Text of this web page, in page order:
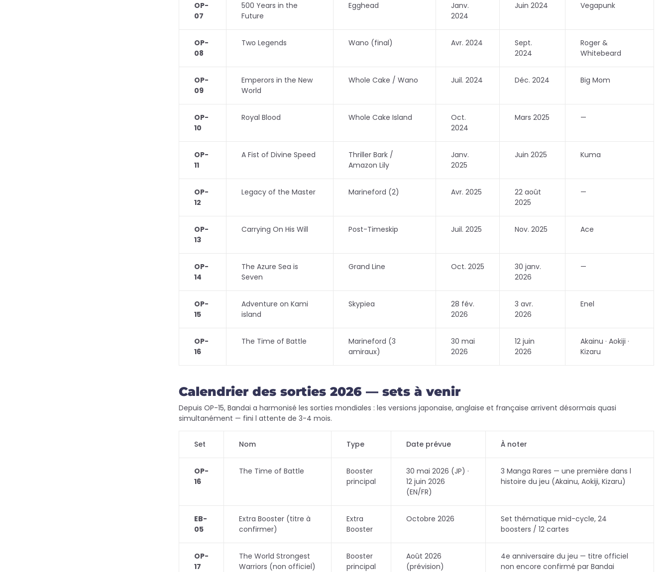
OP-
07
500 Years in the
Future
Egghead
Janv.
2024
Juin 2024 Vegapunk
OP-
08
Two Legends Wano (final) Avr. 2024
Sept.
2024
Roger &
Whitebeard
OP-
09
Emperors in the New
World
Whole Cake / Wano Juil. 2024 Déc. 2024 Big Mom
OP-
10
Royal Blood Whole Cake Island
Oct.
2024
Mars 2025 —
OP-
11
A Fist of Divine Speed
Thriller Bark /
Amazon Lily
Janv.
2025
Juin 2025 Kuma
OP-
12
Legacy of the Master Marineford (2) Avr. 2025
22 août
2025
—
OP-
13
Carrying On His Will Post-Timeskip Juil. 2025 Nov. 2025 Ace
OP-
14
The Azure Sea is
Seven
Grand Line Oct. 2025
30 janv.
2026
—
OP-
15
Adventure on Kami
island
Skypiea
28 fév.
2026
3 avr.
2026
Enel
OP-
16
The Time of Battle
Marineford (3
amiraux)
30 mai
2026
12 juin
2026
Akainu · Aokiji ·
Kizaru
Calendrier des sorties 2026 — sets à venir
Depuis OP-15, Bandai a harmonisé les sorties mondiales : les versions japonaise, anglaise et française arrivent désormais quasi
simultanément — fini l attente de 3-4 mois.
Set Nom Type Date prévue À noter
OP-
16
The Time of Battle
Booster
principal
30 mai 2026 (JP) ·
12 juin 2026
(EN/FR)
3 Manga Rares — une première dans l
histoire du jeu (Akainu, Aokiji, Kizaru)
EB-
05
Extra Booster (titre à
confirmer)
Extra
Booster
Octobre 2026
Set thématique mid-cycle, 24
boosters / 12 cartes
OP-
17
The World Strongest
Warriors (non officiel)
Booster
principal
Août 2026
(prévision)
4e anniversaire du jeu — titre officiel
non encore confirmé par Bandai